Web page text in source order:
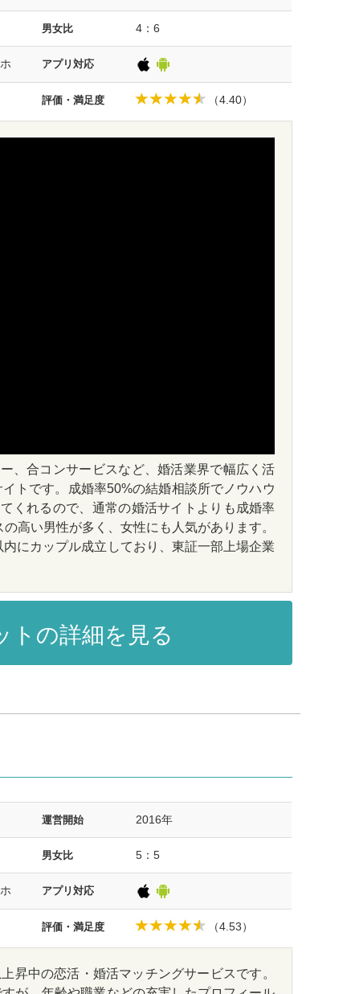
男女比 4：6
アプリ対応
評価・満足度 （4.40）
、合コンサービスなど、婚活業界で幅広く活
トです。成婚率50%の結婚相談所でノウハウ
くれるので、通常の婚活サイトよりも成婚率
高い男性が多く、女性にも人気があります。
にカップル成立しており、東証一部上場企業
トの詳細を見る
運営開始 2016年
男女比 5：5
アプリ対応
評価・満足度 （4.53）
昇中の恋活・婚活マッチングサービスです。